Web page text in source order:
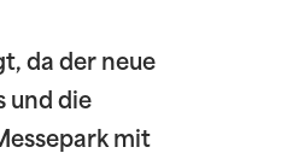
da der neue
und die
mit